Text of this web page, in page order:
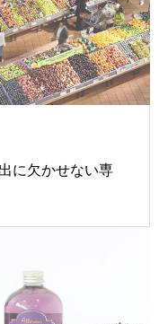
に欠かせない専